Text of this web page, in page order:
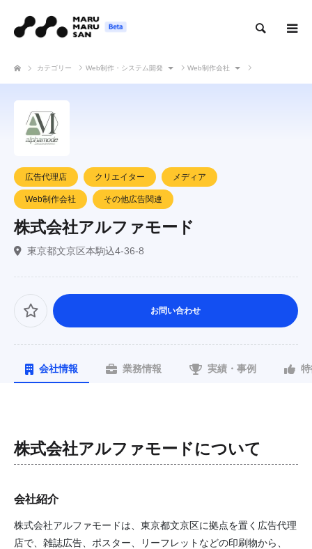
カテゴリー Web制作・システム開発 Web制作会社
広告代理店 クリエイター メディア
Web制作会社 その他広告関連
株式会社アルファモード
東京都文京区本駒込4-36-8
お問い合わせ
会社情報 業務情報 実績・事例
株式会社アルファモードについて
会社紹介
株式会社アルファモードは、東京都文京区に拠点を置く広告代理
店で、雑誌広告、ポスター、リーフレットなどの印刷物から、